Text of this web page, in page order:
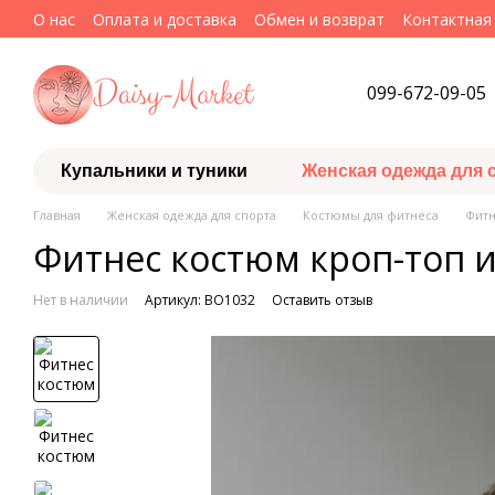
Перейти к основному контенту
О нас Оплата и доставка Обмен и возврат
099-672-09-05
Купальники и туники Женская одежда для
Главная Женская одежда для спорта Костюмы для фитнеса
Фитнес костюм кроп-топ
Нет в наличии Артикул: BO1032 Оставить отзыв